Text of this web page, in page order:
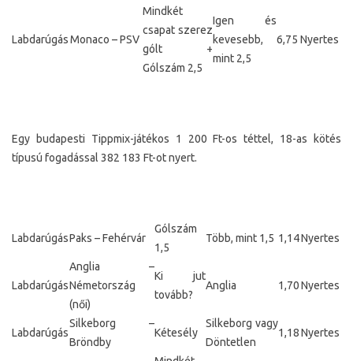
LabdarúgásMonaco – PSV
Mindkét
csapat szerez
gólt +
Gólszám 2,5
Igen és
kevesebb,
mint 2,5
6,75 Nyertes
Egy budapesti Tippmix-játékos 1 200 Ft-os téttel, 18-as kötés
típusú fogadással 382 183 Ft-ot nyert.
LabdarúgásPaks – Fehérvár
Gólszám
1,5
Több, mint 1,5 1,14Nyertes
Labdarúgás
Anglia –
Németország
(női)
Ki jut
tovább?
Anglia 1,70Nyertes
Labdarúgás
Silkeborg –
Bröndby
Kétesély
Silkeborg vagy
Döntetlen
1,18Nyertes